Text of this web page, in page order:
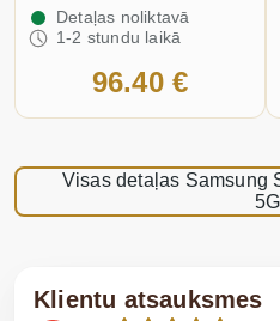
Detaļas noliktavā
1-2 stundu laikā
96.40 €
Visas detaļas Samsung
5G
Klientu atsauksmes